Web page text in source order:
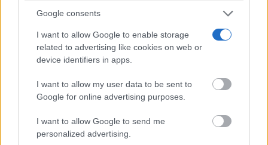
Google consents
I want to allow Google to enable storage
related to advertising like cookies on web or
device identifiers in apps.
I want to allow my user data to be sent to
Google for online advertising purposes.
I want to allow Google to send me
personalized advertising.